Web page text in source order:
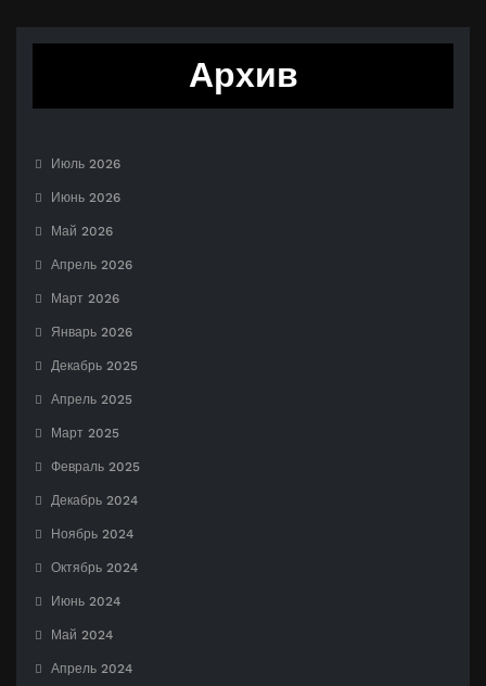
Архив
Июль 2026
Июнь 2026
Май 2026
Апрель 2026
Март 2026
Январь 2026
Декабрь 2025
Апрель 2025
Март 2025
Февраль 2025
Декабрь 2024
Ноябрь 2024
Октябрь 2024
Июнь 2024
Май 2024
Апрель 2024